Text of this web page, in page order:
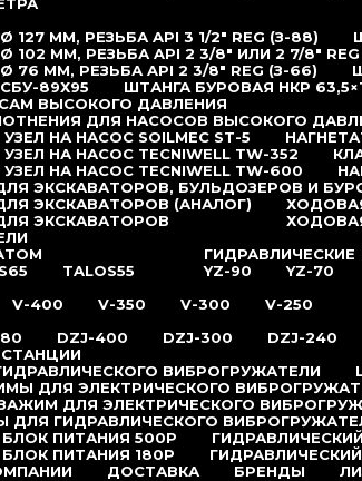
ММ, РЕЗЬБА API 3 1/2″ REG (З-88)
ММ, РЕЗЬБА API 2 3/8″ ИЛИ 2 7/8″ REG
ММ, РЕЗЬБА API 2 3/8″ REG (З-66)
89Х95
ШТАНГА БУРОВАЯ НКР
ВЫСОКОГО ДАВЛЕНИЯ
ДЛЯ НАСОСОВ ВЫСОКОГО
НА НАСОС SOILMEC ST-5
НА НАСОС TECNIWELL TW-352
НА НАСОС TECNIWELL TW-600
ЭКСКАВАТОРОВ, БУЛЬДОЗЕРОВ И
ЭКСКАВАТОРОВ (АНАЛОГ)
ЭКСКАВАТОРОВ
TALOS55
ГИДРАВЛИЧЕСКИЕ
YZ-90
YZ-70
V-400 V-350 V-300
V-250
DZJ-400 DZJ-300 DZJ-240
ВИБРОГРУЖАТЕЛИ
ДЛЯ ЭЛЕКТРИЧЕСКОГО
ДЛЯ ЭЛЕКТРИЧЕСКОГО
ГИДРАВЛИЧЕСКОГО
ПИТАНИЯ 500P
ПИТАНИЯ 180P
ДОСТАВКА БРЕНДЫ